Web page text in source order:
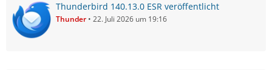
Thunderbird 140.13.0 ESR veröffentlicht
Thunder 22. Juli 2026 um 19:16